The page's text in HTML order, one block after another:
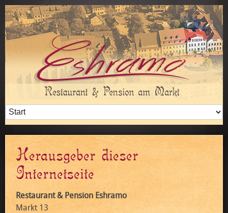
Herausgeber dieser
Internetseite
Restaurant & Pension Eshramo
Markt 13